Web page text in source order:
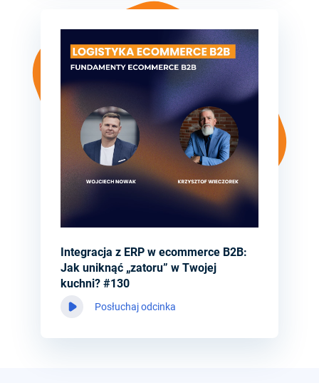
Integracja z ERP w ecommerce B2B:
Jak uniknąć „zatoru” w Twojej
kuchni? #130
Posłuchaj odcinka